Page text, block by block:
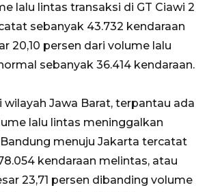
lalu lintas transaksi di GT Ciawi 2
sebanyak 43.732 kendaraan
20,10 persen dari volume lalu
sebanyak 36.414 kendaraan.
wilayah Jawa Barat, terpantau ada
lalu lintas meninggalkan
menuju Jakarta tercatat
kendaraan melintas, atau
23,71 persen dibanding volume